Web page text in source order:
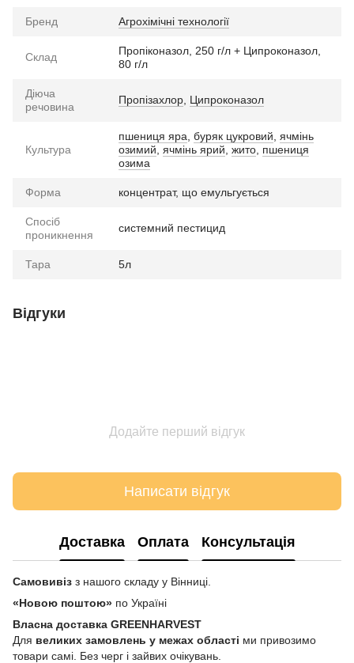
Бренд Агрохімічні технології
Склад
Пропіконазол, 250 г/л + Ципроконазол,
80 г/л
Діюча
речовина
Пропізахлор Ципроконазол
Культура
пшениця яра буряк цукровий ячмінь
озимий ячмінь ярий жито пшениця
озима
Форма концентрат, що емульгується
Спосіб
проникнення
системний пестицид
Тара 5л
Відгуки
Додайте перший відгук
Написати відгук
Доставка Оплата Консультація
Самовивіз з нашого складу у Вінниці.
«Новою поштою» по Україні
Власна доставка GREENHARVEST
Для великих замовлень у межах області ми привозимо
товари самі. Без черг і зайвих очікувань.